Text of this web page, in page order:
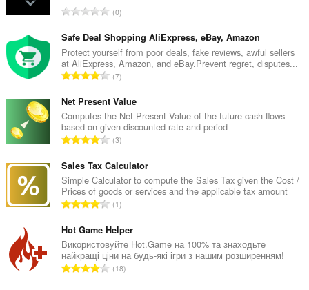
Це
може
отримувати
доступ
до
даних
ваших
вкладок
журналу
перегляду.
З
г
а
л
ь
а
к
і
л
ь
к
і
с
ь
о
ц
і
0
Safe Deal Shopping AliExpress, eBay, Amazon
Protect yourself from poor deals, fake reviews, awful sellers
at AliExpress, Amazon, and eBay.Prevent regret, disputes...
З
г
а
л
ь
а
к
і
л
ь
к
і
с
7
Net Present Value
Computes the Net Present Value of the future cash flows
based on given discounted rate and period
З
г
а
л
ь
а
к
і
л
3
Sales Tax Calculator
Simple Calculator to compute the Sales Tax given the Cost /
Prices of goods or services and the applicable tax amount
З
г
а
л
ь
1
Hot Game Helper
Використовуйте Hot.Game на 100% та знаходьте
найкращі ціни на будь-які ігри з нашим розширенням!
З18